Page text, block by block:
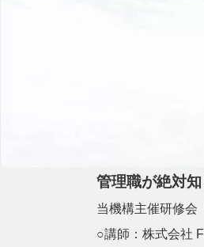
管理職が絶対
当機構主催研修会
○講師：株式会社